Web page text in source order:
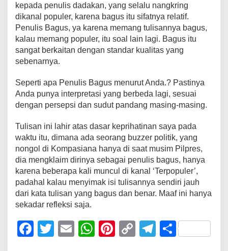
kepada penulis dadakan, yang selalu nangkring
dikanal populer, karena bagus itu sifatnya relatif.
Penulis Bagus, ya karena memang tulisannya bagus,
kalau memang populer, itu soal lain lagi. Bagus itu
sangat berkaitan dengan standar kualitas yang
sebenarnya.
Seperti apa Penulis Bagus menurut Anda.? Pastinya
Anda punya interpretasi yang berbeda lagi, sesuai
dengan persepsi dan sudut pandang masing-masing.
Tulisan ini lahir atas dasar keprihatinan saya pada
waktu itu, dimana ada seorang buzzer politik, yang
nongol di Kompasiana hanya di saat musim Pilpres,
dia mengklaim dirinya sebagai penulis bagus, hanya
karena beberapa kali muncul di kanal ‘Terpopuler’,
padahal kalau menyimak isi tulisannya sendiri jauh
dari kata tulisan yang bagus dan benar. Maaf ini hanya
sekadar refleksi saja.
F
T
E
W
Pi
C
T
S